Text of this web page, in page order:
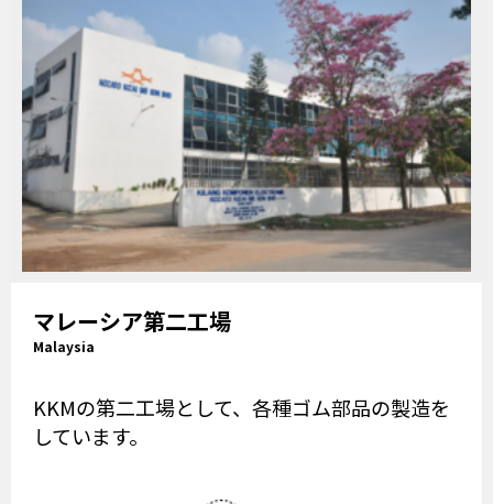
マレーシア第二工場
Malaysia
KKMの第二工場として、各種ゴム部品の製造を
しています。